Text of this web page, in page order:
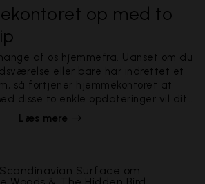
op med to
af os hjemmefra. Uanset om du
eller bare har indrettet et
så fortjener hjemmekontoret at
disse to enkle opdateringer vil dit
føles mere hyggeligt.
Læs mere